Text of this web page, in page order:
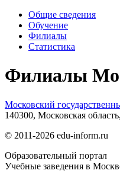
Общие сведения
Обучение
Филиалы
Статистика
Филиалы
Московский
140300, Московская
© 2011-2026 edu-inform.ru
Образовательный портал
Учебные заведения в